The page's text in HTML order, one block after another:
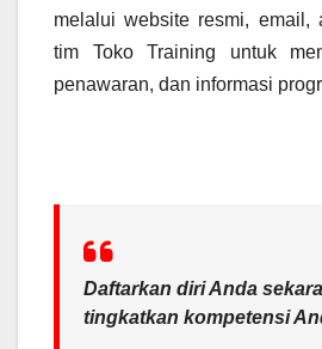
melalui website resmi, email,
tim Toko Training untuk
penawaran, dan informasi
Daftarkan diri Anda
tingkatkan kompetensi